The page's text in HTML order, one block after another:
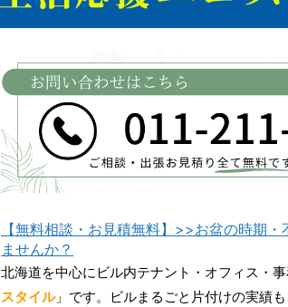
【無料相談・お見積無料】>>お盆の時期
ませんか？
北海道を中心にビル内テナント・オフィス・
スタイル」です。ビルまるごと片付けの実績も